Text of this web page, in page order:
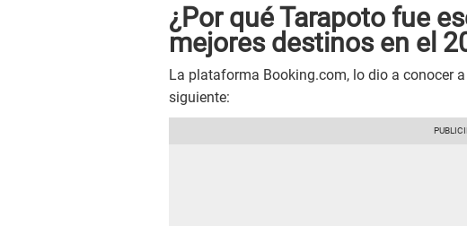
¿Por qué Tarapoto fue
mejores destinos en el
La plataforma Booking.com, lo dio a conocer
siguiente: